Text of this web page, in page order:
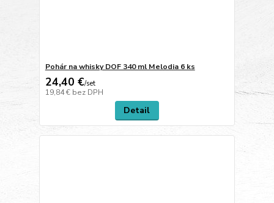
Pohár na whisky DOF 340 ml Melodia 6 ks
24,40 €/set
19,84 € bez DPH
Detail